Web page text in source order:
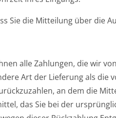
Sie die Mitteilung über die
alle Zahlungen, die wir
Art der Lieferung als
an dem die
das Sie bei der